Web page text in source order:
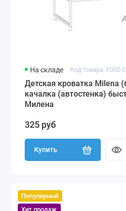
На складе Код товара: F002-
Детская кроватка Milena
качалка (автостенка)
Милена
325 руб
Купить
Популярный
Хит продаж